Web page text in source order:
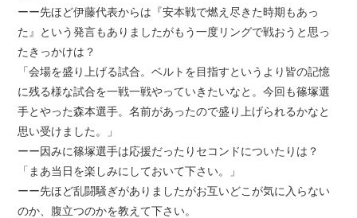
ーー先ほど伊藤代表からは『安本戦で燃え尽きた時期もあっ
た』という発言もありましたがもう一度リングで戦おうと思っ
たきっかけは？
「会場を盛り上げる試合。ベルトを目指すというより皆の記憶
に残る様な試合を一戦一戦やっていきたいなと。今回も篠塚選
手とやった森本選手。名前があったので盛り上げられるかなと
思い受けました。」
ーー因みに篠塚選手は応援だったりセコンドについたりは？
「まあ当日を楽しみにしておいて下さい。」
ーー先ほど乱闘騒ぎがありましたがお互いどこが気に入らない
のか、腹立つのかを教えて下さい。